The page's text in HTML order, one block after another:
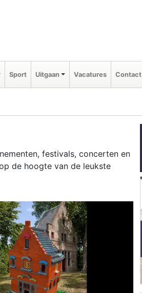
Sport Uitgaan Vacatures Contact
festivals, concerten en
de hoogte van de leukste
events - ontdek het